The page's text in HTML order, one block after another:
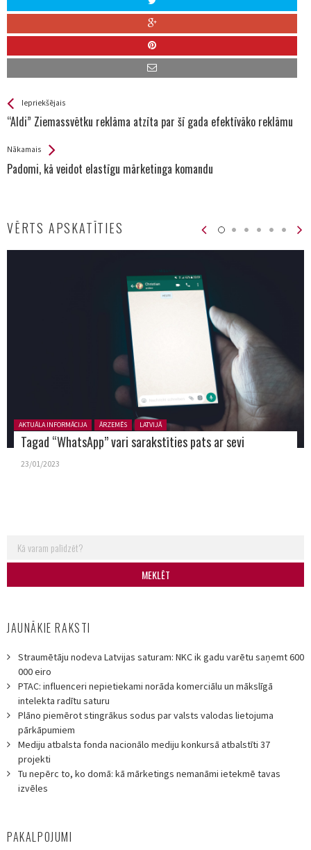
See more
Iepriekšējais
“Aldi” Ziemassvētku reklāma atzīta par šī gada efektīvāko reklāmu
Back
All
Nākamais
Padomi, kā veidot elastīgu mārketinga komandu
VĒRTS APSKATĪTIES
Posted in:
AKTUĀLA INFORMĀCIJA ĀRZEMĒS LATVIJĀ
Tagad “WhatsApp” vari sarakstīties pats ar sevi
23/01/2023
Search for:
JAUNĀKIE RAKSTI
Straumētāju nodeva Latvijas saturam: NKC ik gadu varētu saņemt 600
000 eiro
PTAC: influenceri nepietiekami norāda komerciālu un mākslīgā
intelekta radītu saturu
Plāno piemērot stingrākus sodus par valsts valodas lietojuma
pārkāpumiem
Mediju atbalsta fonda nacionālo mediju konkursā atbalstīti 37
projekti
Tu nepērc to, ko domā: kā mārketings nemanāmi ietekmē tavas
izvēles
PAKALPOJUMI